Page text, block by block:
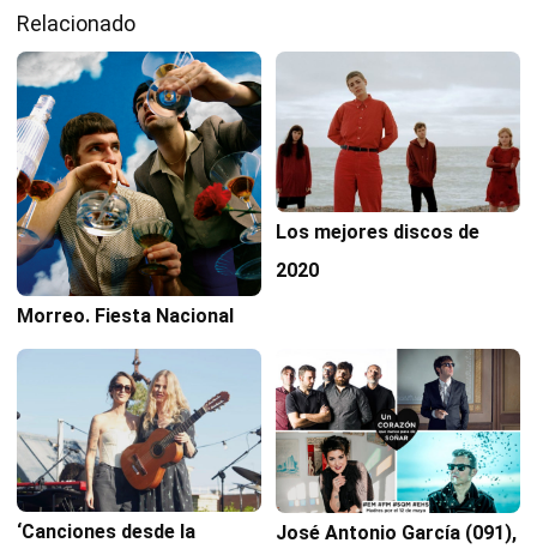
Relacionado
Morreo. Fiesta Nacional
Los mejores discos de
2020
‘Canciones desde la
José Antonio García (091),